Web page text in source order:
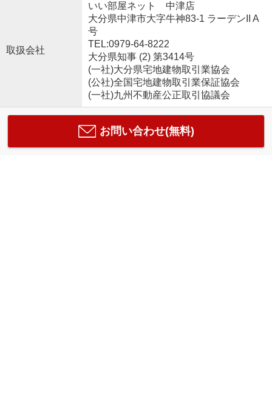
取扱会社
いい部屋ネット 中津店
大分県中津市大字牛神83-1 ラーデンII A
号
TEL:0979-64-8222
大分県知事 (2) 第3414号
(一社)大分県宅地建物取引業協会
(公社)全国宅地建物取引業保証協会
(一社)九州不動産公正取引協議会
お問い合わせ(無料)